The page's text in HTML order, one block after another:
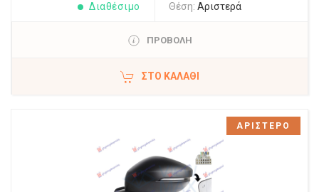
Διαθέσιμο Θέση: Αριστερά
ΠΡΟΒΟΛΗ
ΣΤΟ ΚΑΛΆΘΙ
ΑΡΙΣΤΕΡΟ